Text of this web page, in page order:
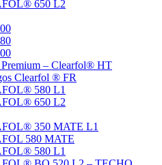
650 L2
– Clearfol® HT
Clearfol ® FR
580 L1
650 L2
350 MATE L1
580 MATE
580 L1